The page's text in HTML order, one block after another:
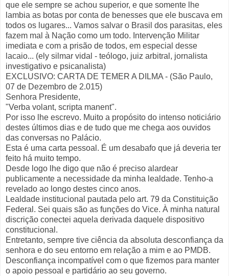
que ele sempre se achou superior, e que somente lhe
lambia as botas por conta de benesses que ele buscava em
todos os lugares... Vamos salvar o Brasil dos parasitas, eles
fazem mal à Nação como um todo. Intervenção Militar
imediata e com a prisão de todos, em especial desse
lacaio... (ely silmar vidal - teólogo, juiz arbitral, jornalista
investigativo e psicanalista)
EXCLUSIVO: CARTA DE TEMER A DILMA - (São Paulo,
07 de Dezembro de 2.015)
Senhora Presidente,
"Verba volant, scripta manent".
Por isso lhe escrevo. Muito a propósito do intenso noticiário
destes últimos dias e de tudo que me chega aos ouvidos
das conversas no Palácio.
Esta é uma carta pessoal. É um desabafo que já deveria ter
feito há muito tempo.
Desde logo lhe digo que não é preciso alardear
publicamente a necessidade da minha lealdade. Tenho-a
revelado ao longo destes cinco anos.
Lealdade institucional pautada pelo art. 79 da Constituição
Federal. Sei quais são as funções do Vice. À minha natural
discrição conectei aquela derivada daquele dispositivo
constitucional.
Entretanto, sempre tive ciência da absoluta desconfiança da
senhora e do seu entorno em relação a mim e ao PMDB.
Desconfiança incompatível com o que fizemos para manter
o apoio pessoal e partidário ao seu governo.